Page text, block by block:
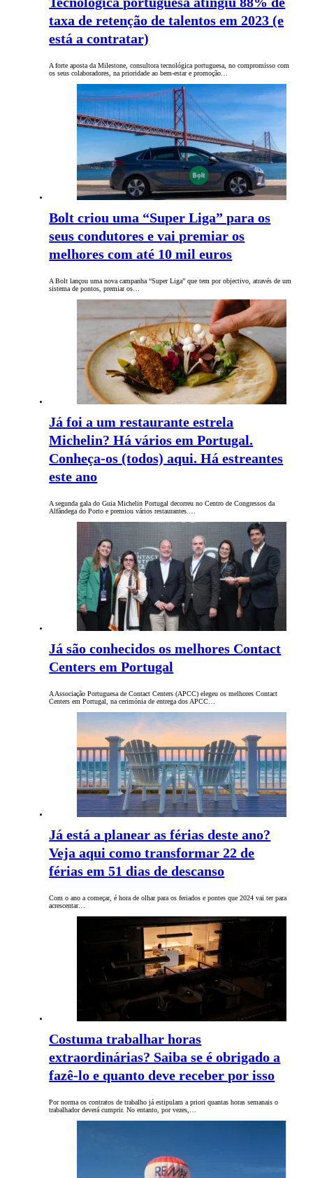
taxa de retenção de talentos em 2023 (e
está a contratar)
A forte aposta da Milestone, consultora tecnológica portuguesa, no compromisso com
os seus colaboradores, na prioridade ao bem-estar e promoção…
Bolt criou uma “Super Liga” para os
seus condutores e vai premiar os
melhores com até 10 mil euros
A Bolt lançou uma nova campanha “Super Liga” que tem por objectivo, através de um
sistema de pontos, premiar os…
Já foi a um restaurante estrela
Michelin? Há vários em Portugal.
Conheça-os (todos) aqui. Há estreantes
este ano
A segunda gala do Guia Michelin Portugal decorreu no Centro de Congressos da
Alfândega do Porto e premiou vários restaurantes.…
Já são conhecidos os melhores Contact
Centers em Portugal
A Associação Portuguesa de Contact Centers (APCC) elegeu os melhores Contact
Centers em Portugal, na cerimónia de entrega dos APCC…
Já está a planear as férias deste ano?
Veja aqui como transformar 22 de
férias em 51 dias de descanso
Com o ano a começar, é hora de olhar para os feriados e pontes que 2024 vai ter para
acrescentar…
Costuma trabalhar horas
extraordinárias? Saiba se é obrigado a
fazê-lo e quanto deve receber por isso
Por norma os contratos de trabalho já estipulam a priori quantas horas semanais o
trabalhador deverá cumprir. No entanto, por vezes,…